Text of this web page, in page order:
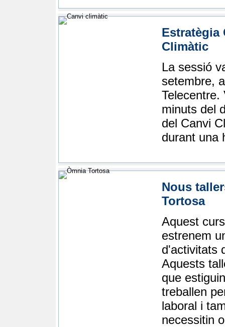
Estratègia
Climàtic
La sessió
setembre,
Telecentre.
minuts del
del Canvi
durant una
Nous
Tortosa
Aquest
estrenem
d'activitats
Aquests
que
treballen
laboral i
necessitin